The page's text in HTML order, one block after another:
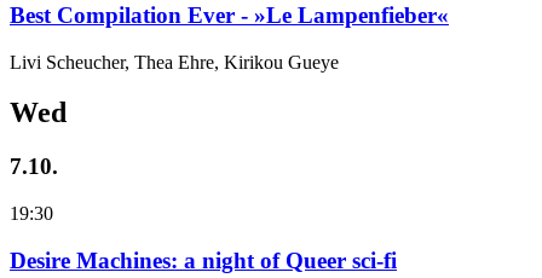
Best Compilation Ever - »Le Lampenfieber«
Livi Scheucher, Thea Ehre, Kirikou Gueye
Wed
7.10.
19:30
Desire Machines: a night of Queer sci-fi